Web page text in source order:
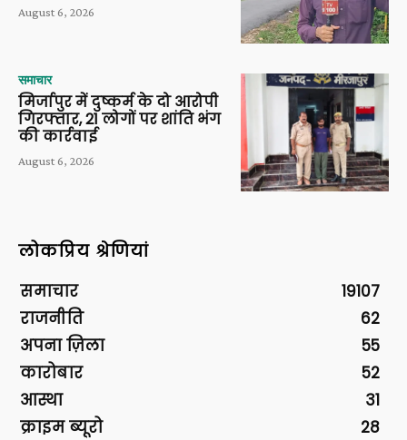
August 6, 2026
समाचार
मिर्जापुर में दुष्कर्म के दो आरोपी
गिरफ्तार, 21 लोगों पर शांति भंग
की कार्रवाई
August 6, 2026
लोकप्रिय श्रेणियां
समाचार
19107
राजनीति
62
अपना ज़िला
55
कारोबार
52
आस्था
31
क्राइम ब्यूरो
28